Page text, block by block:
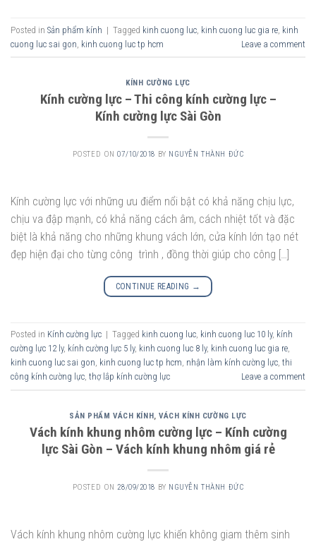
Posted in Sản phẩm kính | Tagged kinh cuong luc kinh cuong luc gia re kinh
cuong luc sai gon kinh cuong luc tp hcm Leave a comment
KÍNH CƯỜNG LỰC
Kính cường lực – Thi công kính cường lực –
Kính cường lực Sài Gòn
POSTED ON07/10/2018 BY NGUYỄN THÀNH ĐỨC
Kính cường lực với những ưu điểm nổi bật có khả năng chịu lực,
chịu va đập mạnh, có khả năng cách âm, cách nhiệt tốt và đặc
biệt là khả năng cho những khung vách lớn, cửa kính lớn tạo nét
đẹp hiện đại cho từng công trình , đồng thời giúp cho công […]
CONTINUE READING →
Posted in Kính cường lực | Tagged kinh cuong luc, kinh cuong luc 10 ly, kính
cường lực 12 ly, kính cường lực 5 ly, kinh cuong luc 8 ly, kinh cuong luc gia re,
kinh cuong luc sai gon, kinh cuong luc tp hcm, nhận làm kính cường lực, thi
công kính cường lực, thợ lắp kính cường lực Leave a comment
SẢN PHẨM VÁCH KÍNH,VÁCH KÍNH CƯỜNG LỰC
Vách kính khung nhôm cường lực – Kính cường
lực Sài Gòn – Vách kính khung nhôm giá rẻ
POSTED ON 28/09/2018 BY NGUYỄN THÀNH ĐỨC
Vách kính khung nhôm cường lực khiến không giam thêm sinh